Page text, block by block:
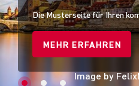
Die Musterseite für Ihren
MEHR ERFAHREN
Image by
Die Musterseite für Ihren
MEHR ERFAHREN
Die Musterseite für Ihren
MEHR ERFAHREN